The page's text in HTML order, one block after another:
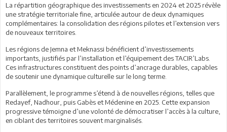
La répartition géographique des investissements en 2024 et 2025 révèle
une stratégie territoriale fine, articulée autour de deux dynamiques
complémentaires: la consolidation des régions pilotes et l’extension vers
de nouveaux territoires.
Les régions de Jemna et Meknassi bénéficient d’investissements
importants, justifiés par l’installation et l’équipement des TACIR’Labs.
Ces infrastructures constituent des points d’ancrage durables, capables
de soutenir une dynamique culturelle sur le long terme.
Parallèlement, le programme s’étend à de nouvelles régions, telles que
Redayef, Nadhour, puis Gabès et Médenine en 2025. Cette expansion
progressive témoigne d’une volonté de démocratiser l’accès à la culture,
en ciblant des territoires souvent marginalisés.